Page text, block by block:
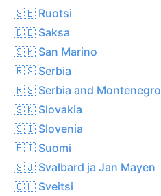
🇸🇪 Ruotsi
🇩🇪 Saksa
🇸🇲 San Marino
🇷🇸 Serbia
🇷🇸 Serbia and Montenegro
🇸🇰 Slovakia
🇸🇮 Slovenia
🇫🇮 Suomi
🇸🇯 Svalbard ja Jan Mayen
🇨🇭 Sveitsi